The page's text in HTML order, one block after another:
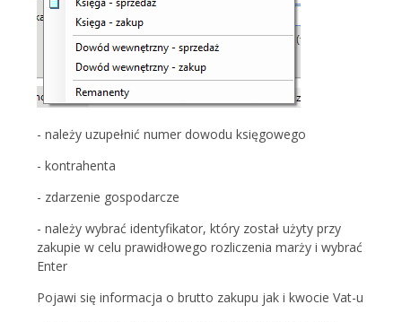
- należy uzupełnić numer dowodu księgowego
- kontrahenta
- zdarzenie gospodarcze
- należy wybrać identyfikator, który został użyty przy
zakupie w celu prawidłowego rozliczenia marży i wybrać
Enter
Pojawi się informacja o brutto zakupu jak i kwocie Vat-u